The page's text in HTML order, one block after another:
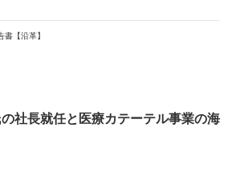
【沿革】
社長就任と医療カテーテル事業の海